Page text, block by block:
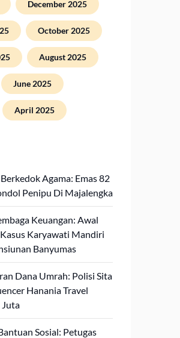
December 2025
October 2025
August 2025
June 2025
April 2025
Agama: Emas 82
Penipu Di Majalengka
Keuangan: Awal
Karyawati Mandiri
Banyumas
Dana Umrah: Polisi Sita
Hanania Travel
Juta
Sosial: Petugas